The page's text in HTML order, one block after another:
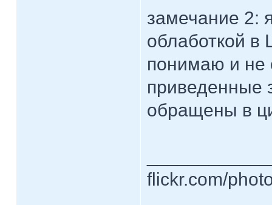
замечание 2:
облаботкой в
понимаю и не
приведенные
обращены в
flickr.com/